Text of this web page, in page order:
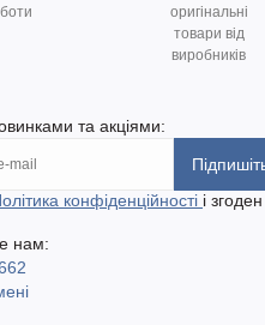
оригінальні
товари від
виробників
та акціями:
конфіденційності і
нам: